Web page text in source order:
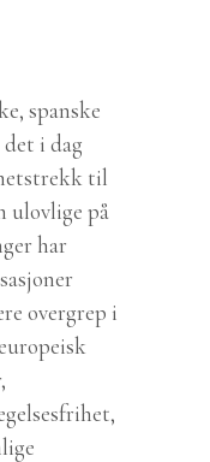
spanske
i dag
til
ulovlige på
har
overgrep i